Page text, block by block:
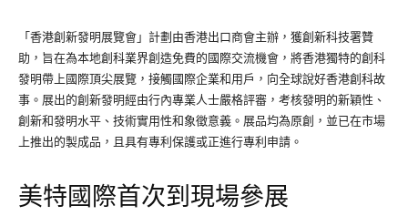
「香港創新發明展覽會」計劃由香港出口商會主辦，獲創新科技署贊
助，旨在為本地創科業界創造免費的國際交流機會，將香港獨特的創科
發明帶上國際頂尖展覽，接觸國際企業和用戶，向全球說好香港創科故
事。展出的創新發明經由行內專業人士嚴格評審，考核發明的新穎性、
創新和發明水平、技術實用性和象徵意義。展品均為原創，並已在市場
上推出的製成品，且具有專利保護或正進行專利申請。
美特國際首次到現場參展